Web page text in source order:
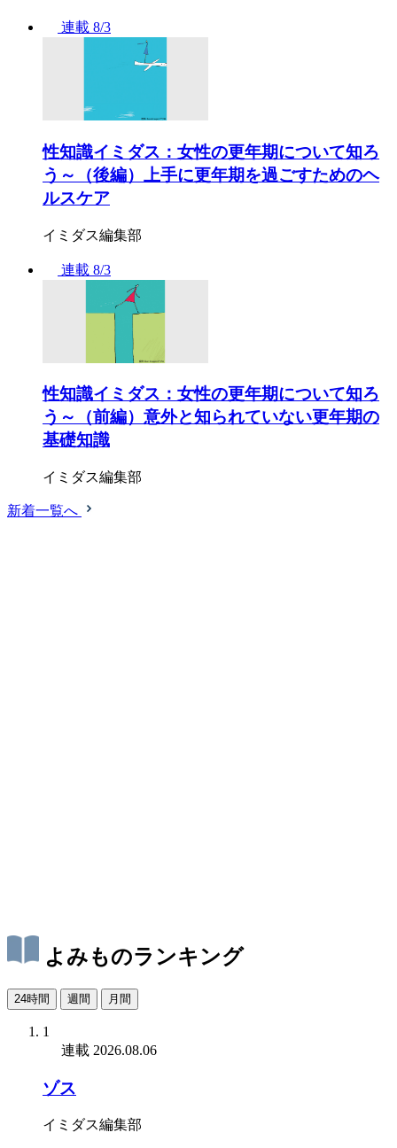
連載 8/3
性知識イミダス：女性の更年期について知ろ
う～（後編）上手に更年期を過ごすためのヘ
ルスケア
イミダス編集部
連載 8/3
性知識イミダス：女性の更年期について知ろ
う～（前編）意外と知られていない更年期の
基礎知識
イミダス編集部
新着一覧へ
よみものランキング
24時間 週間 月間
1
連載 2026.08.06
ゾス
イミダス編集部